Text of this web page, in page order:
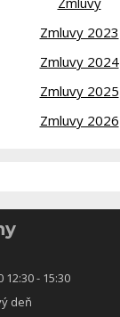
Zmluvy 2023
Zmluvy 2024
Zmluvy 2025
Zmluvy 2026
12:30 - 15:30
deň